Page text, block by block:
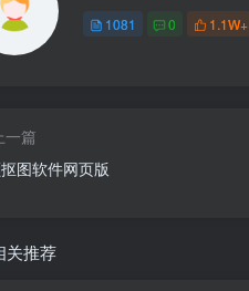
1081 0 1.1W+
一篇
图软件网页版
关推荐